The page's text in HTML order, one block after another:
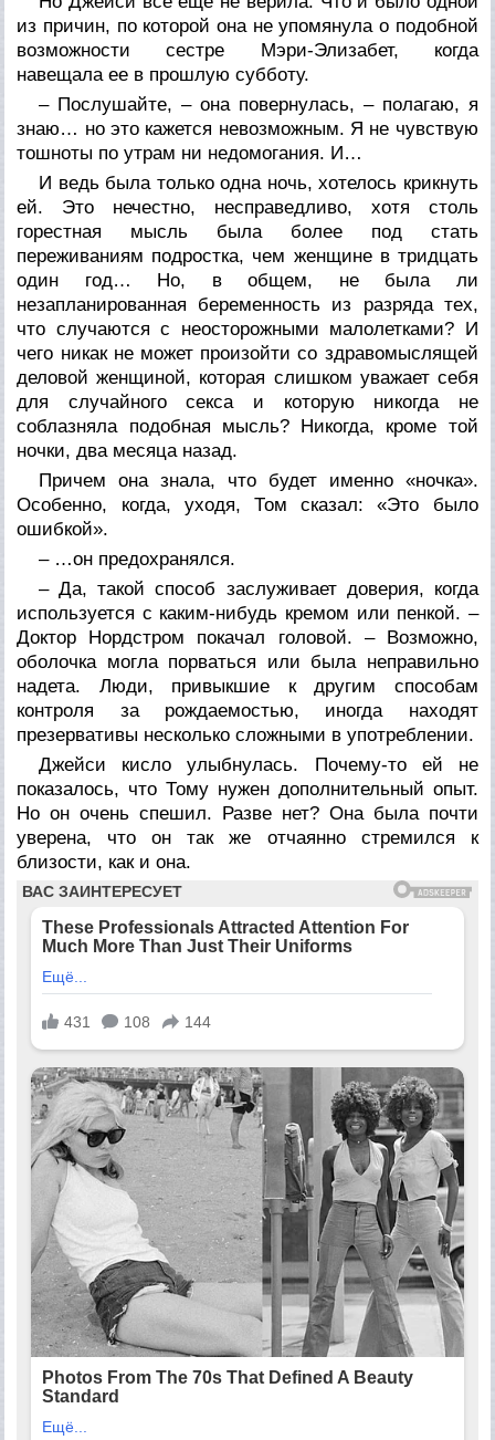
из причин, по которой она не упомянула о подобной
возможности сестре Мэри-Элизабет, когда
навещала ее в прошлую субботу.
– Послушайте, – она повернулась, – полагаю, я
знаю… но это кажется невозможным. Я не чувствую
тошноты по утрам ни недомогания. И…
И ведь была только одна ночь, хотелось крикнуть
ей. Это нечестно, несправедливо, хотя столь
горестная мысль была более под стать
переживаниям подростка, чем женщине в тридцать
один год… Но, в общем, не была ли
незапланированная беременность из разряда тех,
что случаются с неосторожными малолетками? И
чего никак не может произойти со здравомыслящей
деловой женщиной, которая слишком уважает себя
для случайного секса и которую никогда не
соблазняла подобная мысль? Никогда, кроме той
ночки, два месяца назад.
Причем она знала, что будет именно «ночка».
Особенно, когда, уходя, Том сказал: «Это было
ошибкой».
– …он предохранялся.
– Да, такой способ заслуживает доверия, когда
используется с каким-нибудь кремом или пенкой. –
Доктор Нордстром покачал головой. – Возможно,
оболочка могла порваться или была неправильно
надета. Люди, привыкшие к другим способам
контроля за рождаемостью, иногда находят
презервативы несколько сложными в употреблении.
Джейси кисло улыбнулась. Почему-то ей не
показалось, что Тому нужен дополнительный опыт.
Но он очень спешил. Разве нет? Она была почти
уверена, что он так же отчаянно стремился к
близости, как и она.